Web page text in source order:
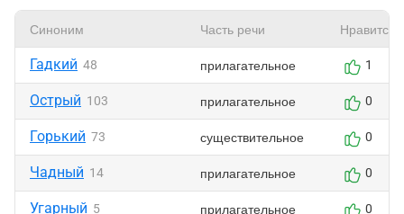
Синоним Часть речи Нравится
Гадкий 48 прилагательное 1
Острый 103 прилагательное 0
Горький 73 существительное 0
Чадный 14 прилагательное 0
Угарный 5 прилагательное 0